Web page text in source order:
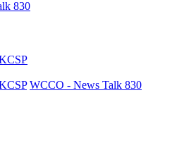
830
WCCO - News Talk 830